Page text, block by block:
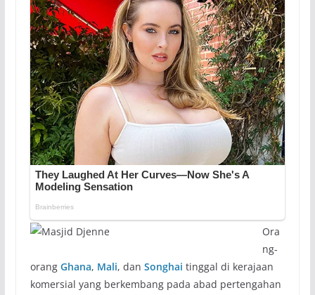
Ora
ng-
orang Ghana, Mali, dan Songhai tinggal di kerajaan
komersial yang berkembang pada abad pertengahan